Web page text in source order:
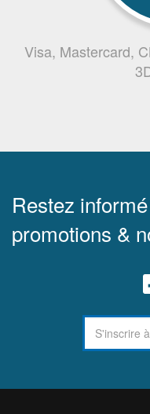
Visa, Mastercard,
Restez
promotions &